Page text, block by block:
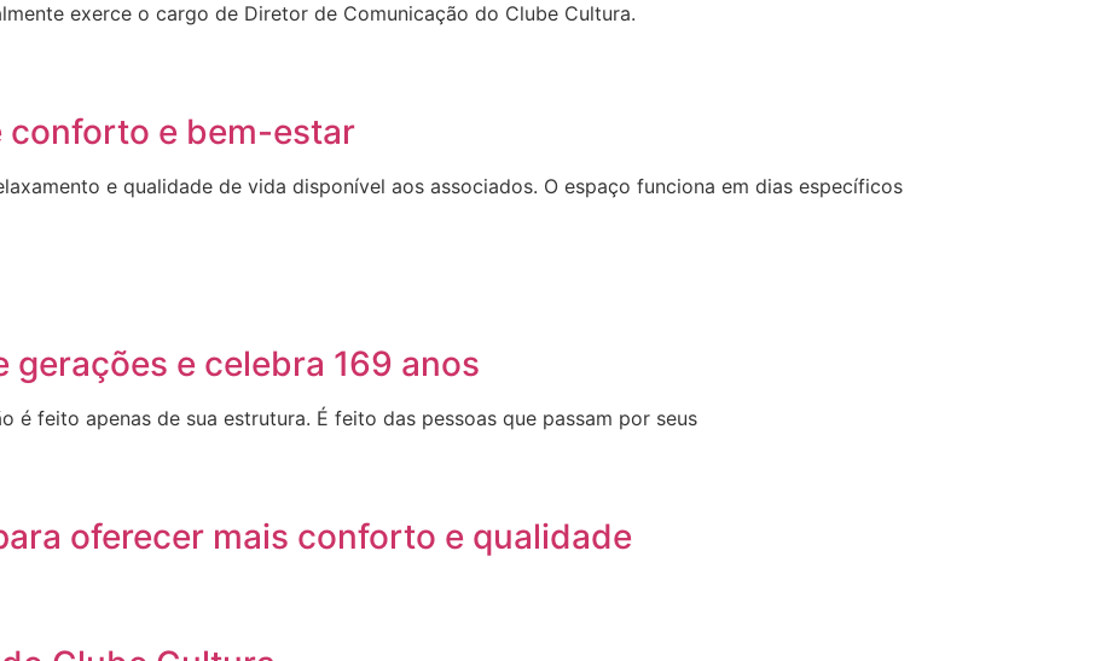
exerce o cargo de Diretor de Comunicação do Clube Cultura.
conforto e bem-estar
e qualidade de vida disponível aos associados. O espaço funciona em dias específicos
e celebra 169 anos
é feito apenas de sua estrutura. É feito das pessoas que passam por seus
oferecer mais conforto e qualidade